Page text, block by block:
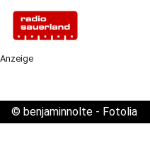
Anzeige
© benjaminnolte - Fotolia